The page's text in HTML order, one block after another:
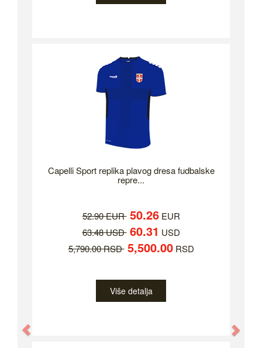
Capelli Sport replika plavog dresa fudbalske
repre...
52.90 EUR 50.26EUR
63.48 USD 60.31 USD
5,790.00 RSD 5,500.00RSD
Više detalja